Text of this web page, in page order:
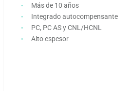
Más de 10 años
Integrado autocompensante
PC, PC AS y CNL/HCNL
Alto espesor